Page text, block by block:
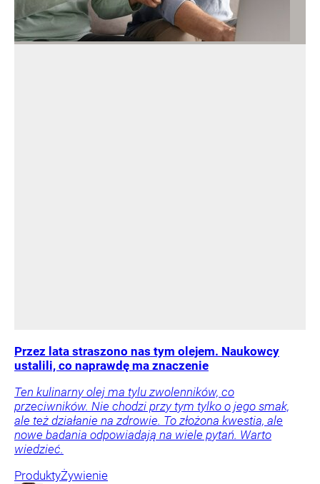
Przez lata straszono nas tym olejem. Naukowcy
ustalili, co naprawdę ma znaczenie
Ten kulinarny olej ma tylu zwolenników, co
przeciwników. Nie chodzi przy tym tylko o jego smak,
ale też działanie na zdrowie. To złożona kwestia, ale
nowe badania odpowiadają na wiele pytań. Warto
wiedzieć.
ProduktyŻywienie